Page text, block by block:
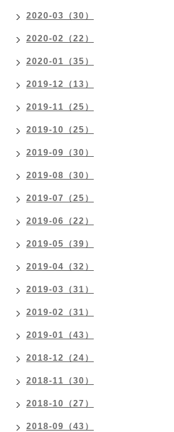
2020-03（30）
2020-02（22）
2020-01（35）
2019-12（13）
2019-11（25）
2019-10（25）
2019-09（30）
2019-08（30）
2019-07（25）
2019-06（22）
2019-05（39）
2019-04（32）
2019-03（31）
2019-02（31）
2019-01（43）
2018-12（24）
2018-11（30）
2018-10（27）
2018-09（43）